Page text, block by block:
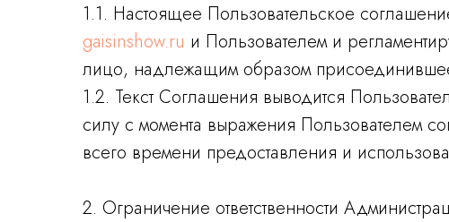
1.1. Настоящее Пользовательское
gaisinshow.ru и Пользователем и
лицо, надлежащим образом
1.2. Текст Соглашения выводится
силу с момента выражения Пользователем
всего времени предоставления и
2. Ограничение ответственности